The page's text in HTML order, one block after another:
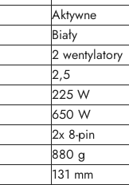
Aktywne
Biały
2 wentylatory
2,5
225 W
650 W
2x 8-pin
880 g
131 mm